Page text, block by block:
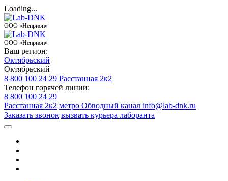
Loading...
ООО «Неприон»
ООО «Неприон»
Ваш регион:
Октябрьский
Октябрьский
8 800 100 24 29 Расстанная 2к2
Телефон горячей линии:
8 800 100 24 29
Расстанная 2к2 метро Обводный канал info@lab-dnk.ru
Заказать звонок вызвать курьера лаборанта